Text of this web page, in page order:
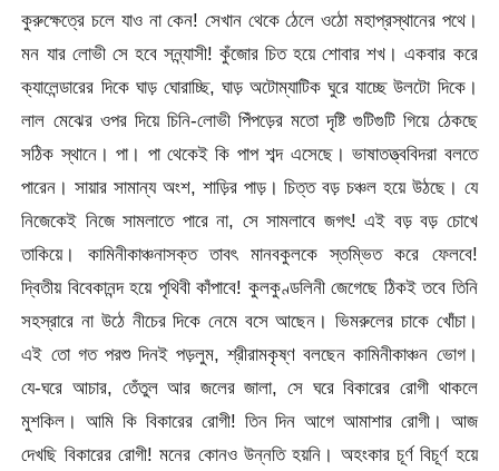
কুরুক্ষেত্রে চলে যাও না কেন! সেখান থেকে ঠেলে ওঠো মহাপ্রস্থানের পথে।
মন যার লোভী সে হবে সন্ন্যাসী! কুঁজোর চিত হয়ে শোবার শখ। একবার করে
ক্যালেন্ডারের দিকে ঘাড় ঘোরাচ্ছি, ঘাড় অটোম্যাটিক ঘুরে যাচ্ছে উলটো দিকে।
লাল মেঝের ওপর দিয়ে চিনি-লোভী পিঁপড়ের মতো দৃষ্টি গুটিগুটি গিয়ে ঠেকছে
সঠিক স্থানে। পা। পা থেকেই কি পাপ শব্দ এসেছে। ভাষাতত্ত্ববিদরা বলতে
পারেন। সায়ার সামান্য অংশ, শাড়ির পাড়। চিত্ত বড় চঞ্চল হয়ে উঠছে। যে
নিজেকেই নিজে সামলাতে পারে না, সে সামলাবে জগৎ! এই বড় বড় চোখে
তাকিয়ে। কামিনীকাঞ্চনাসক্ত তাবৎ মানবকুলকে স্তম্ভিত করে ফেলবে!
দ্বিতীয় বিবেকানন্দ হয়ে পৃথিবী কাঁপাবে! কুলকুণ্ডলিনী জেগেছে ঠিকই তবে তিনি
সহস্রারে না উঠে নীচের দিকে নেমে বসে আছেন। ভিমরুলের চাকে খোঁচা।
এই তো গত পরশু দিনই পড়লুম, শ্রীরামকৃষ্ণ বলছেন কামিনীকাঞ্চন ভোগ।
যে-ঘরে আচার, তেঁতুল আর জলের জালা, সে ঘরে বিকারের রোগী থাকলে
মুশকিল। আমি কি বিকারের রোগী! তিন দিন আগে আমাশার রোগী। আজ
দেখছি বিকারের রোগী! মনের কোনও উন্নতি হয়নি। অহংকার চূর্ণ বিচূর্ণ হয়ে